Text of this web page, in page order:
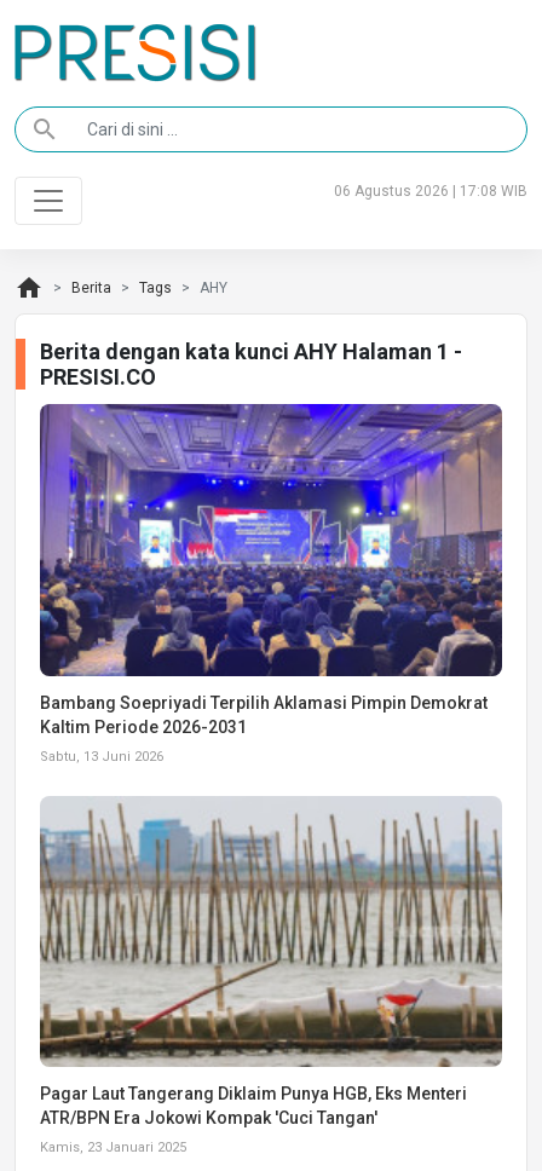
search
06 Agustus 2026 | 17:08 WIB
home Berita Tags AHY
Berita dengan kata kunci AHY Halaman 1 -
PRESISI.CO
Bambang Soepriyadi Terpilih Aklamasi Pimpin Demokrat
Kaltim Periode 2026-2031
Sabtu, 13 Juni 2026
Pagar Laut Tangerang Diklaim Punya HGB, Eks Menteri
ATR/BPN Era Jokowi Kompak 'Cuci Tangan'
Kamis, 23 Januari 2025